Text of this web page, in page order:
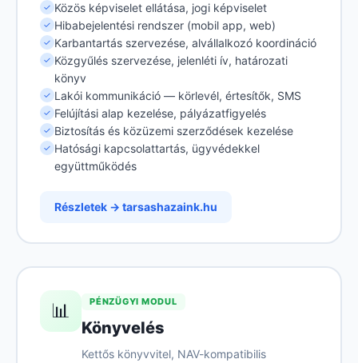
✓ Közös képviselet ellátása, jogi képviselet
✓ Hibabejelentési rendszer (mobil app, web)
✓ Karbantartás szervezése, alvállalkozó koordináció
✓ Közgyűlés szervezése, jelenléti ív, határozati
könyv
✓ Lakói kommunikáció — körlevél, értesítők, SMS
✓ Felújítási alap kezelése, pályázatfigyelés
✓ Biztosítás és közüzemi szerződések kezelése
✓ Hatósági kapcsolattartás, ügyvédekkel
együttműködés
Részletek → tarsashazaink.hu
📊 PÉNZÜGYI MODUL
Könyvelés
Kettős könyvvitel, NAV-kompatibilis